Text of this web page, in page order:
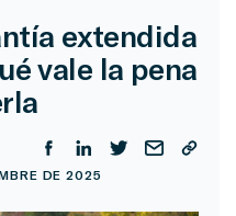
extendida
vale la pena
DE 2025